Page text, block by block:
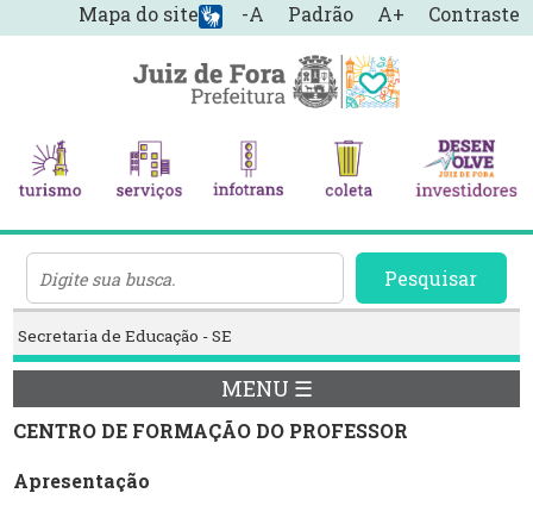
-A Padrão A+ Contraste
Mapa do site
Pesquisar
Secretaria de Educação - SE
MENU ☰
CENTRO DE FORMAÇÃO DO PROFESSOR
Apresentação